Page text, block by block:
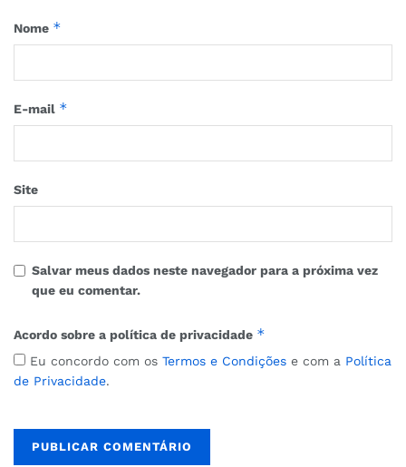
Nome *
E-mail *
Site
Salvar meus dados neste navegador para a próxima vez
que eu comentar.
Acordo sobre a política de privacidade *
Eu concordo com os Termos e Condições e com a Política
de Privacidade.